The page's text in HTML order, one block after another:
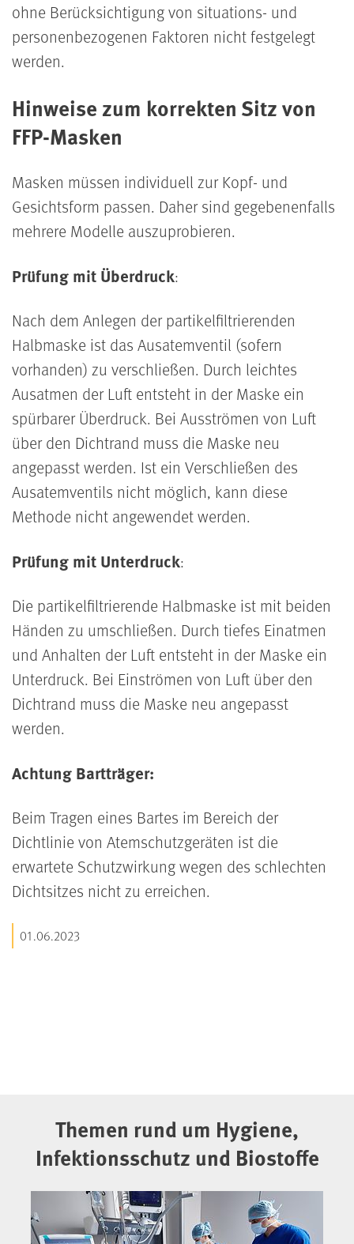
ohne Berücksichtigung von situations- und
personenbezogenen Faktoren nicht festgelegt
werden.
Hinweise zum korrekten Sitz von
FFP-Masken
Masken müssen individuell zur Kopf- und
Gesichtsform passen. Daher sind gegebenenfalls
mehrere Modelle auszuprobieren.
Prüfung mit Überdruck:
Nach dem Anlegen der partikelfiltrierenden
Halbmaske ist das Ausatemventil (sofern
vorhanden) zu verschließen. Durch leichtes
Ausatmen der Luft entsteht in der Maske ein
spürbarer Überdruck. Bei Ausströmen von Luft
über den Dichtrand muss die Maske neu
angepasst werden. Ist ein Verschließen des
Ausatemventils nicht möglich, kann diese
Methode nicht angewendet werden.
Prüfung mit Unterdruck:
Die partikelfiltrierende Halbmaske ist mit beiden
Händen zu umschließen. Durch tiefes Einatmen
und Anhalten der Luft entsteht in der Maske ein
Unterdruck. Bei Einströmen von Luft über den
Dichtrand muss die Maske neu angepasst
werden.
Achtung Bartträger:
Beim Tragen eines Bartes im Bereich der
Dichtlinie von Atemschutzgeräten ist die
erwartete Schutzwirkung wegen des schlechten
Dichtsitzes nicht zu erreichen.
01.06.2023
Themen rund um Hygiene,
Infektionsschutz und Biostoffe